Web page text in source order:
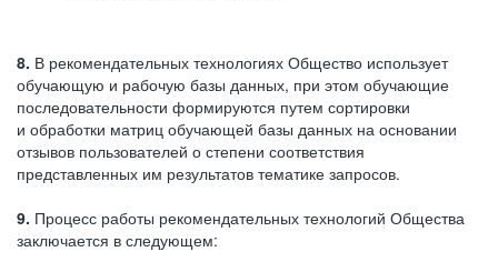
8. В рекомендательных технологиях Общество использует
обучающую и рабочую базы данных, при этом обучающие
последовательности формируются путем сортировки
и обработки матриц обучающей базы данных на основании
отзывов пользователей о степени соответствия
представленных им результатов тематике запросов.
9. Процесс работы рекомендательных технологий Общества
заключается в следующем: